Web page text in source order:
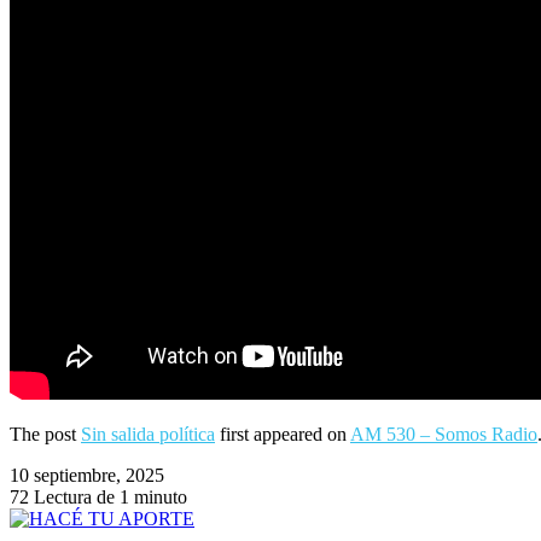
The post Sin salida política first appeared on AM 530 – Somos Radio.
10 septiembre, 2025
72 Lectura de 1 minuto